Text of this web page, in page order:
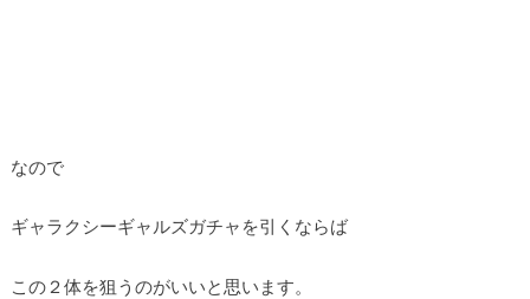
なので
ギャラクシーギャルズガチャを引くならば
この２体を狙うのがいいと思います。